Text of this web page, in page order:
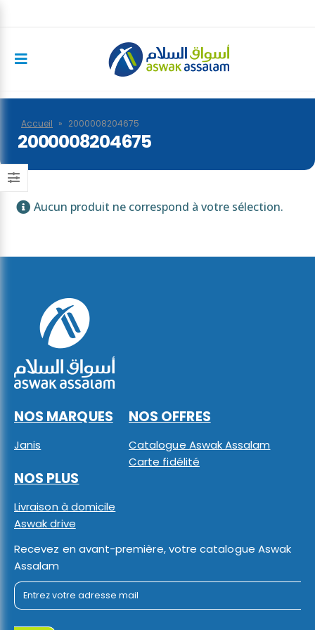
Accueil » 2000008204675
2000008204675
Aucun produit ne correspond à votre sélection.
NOS MARQUES
Janis
NOS OFFRES
Catalogue Aswak Assalam
Carte fidélité
NOS PLUS
Livraison à domicile
Aswak drive
Recevez en avant-première, votre catalogue Aswak
Assalam